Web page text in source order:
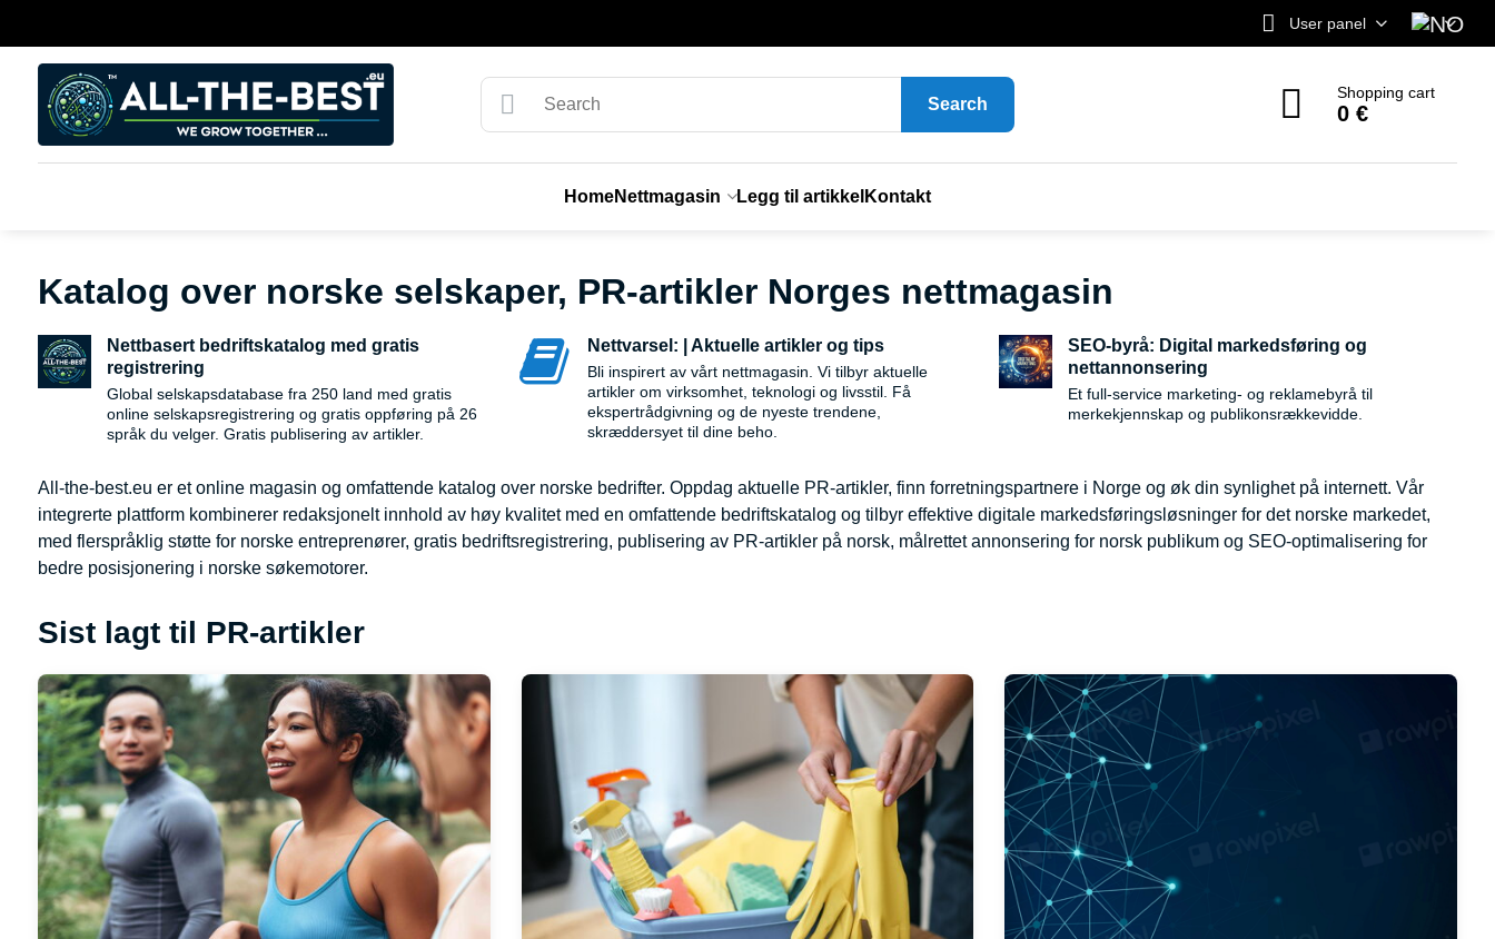
User panel
Search
Shopping cart
0 €
HomeNettmagasin Legg til artikkel Kontakt
Katalog over norske selskaper, PR-artikler Norges nettmagasin
Nettbasert bedriftskatalog med gratis
registrering
Global selskapsdatabase fra 250 land med gratis
online selskapsregistrering og gratis oppføring på 26
språk du velger. Gratis publisering av artikler.
Nettvarsel: | Aktuelle artikler og tips
Bli inspirert av vårt nettmagasin. Vi tilbyr aktuelle
artikler om virksomhet, teknologi og livsstil. Få
ekspertrådgivning og de nyeste trendene,
skræddersyet til dine beho.
SEO-byrå: Digital markedsføring og
nettannonsering
Et full-service marketing- og reklamebyrå til
merkekjennskap og publikonsrækkevidde.
All-the-best.eu er et online magasin og omfattende katalog over norske bedrifter. Oppdag aktuelle PR-artikler, finn forretningspartnere i Norge og øk din synlighet på internett. Vår
integrerte plattform kombinerer redaksjonelt innhold av høy kvalitet med en omfattende bedriftskatalog og tilbyr effektive digitale markedsføringsløsninger for det norske markedet,
med flerspråklig støtte for norske entreprenører, gratis bedriftsregistrering, publisering av PR-artikler på norsk, målrettet annonsering for norsk publikum og SEO-optimalisering for
bedre posisjonering i norske søkemotorer.
Sist lagt til PR-artikler